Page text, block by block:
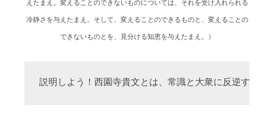
えたまえ。変えることのできないものについては、それを受け入れられる
冷静さを与えたまえ。そして、変えることのできるものと、変えることの
できないものとを、見分ける知恵を与えたまえ。）
説明しよう！西園寺貴文とは、常識と大衆に反逆する